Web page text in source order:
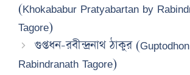
(Khokababur Pratyabartan by
Tagore)
গুপ্তধন-রবীন্দ্রনাথ ঠাকুর
Rabindranath Tagore)